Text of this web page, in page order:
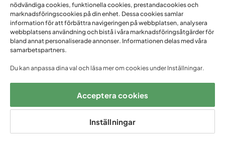
Vi finns i flera länder
Följ oss på:
nödvändiga cookies, funktionella cookies, prestandacookies och
marknadsföringscookies på din enhet. Dessa cookies samlar
information för att förbättra navigeringen på webbplatsen, analysera
webbplatsens användning och bistå i våra marknadsföringsåtgärder för
bland annat personaliserade annonser. Informationen delas med våra
samarbetspartners.
Du kan anpassa dina val och läsa mer om cookies under Inställningar.
Acceptera cookies
Inställningar